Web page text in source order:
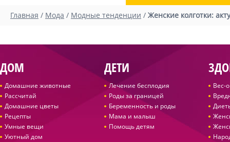
Главная / Мода / Модные тенденции / Женские колготки:
ДОМ
Домашние животные
Рассчитай
Домашние цветы
Рецепты
Умные вещи
Уютный дом
ДЕТИ
Лечение бесплодия
Роды за границей
Беременность и роды
Мама и малыш
Помощь детям
Вес-